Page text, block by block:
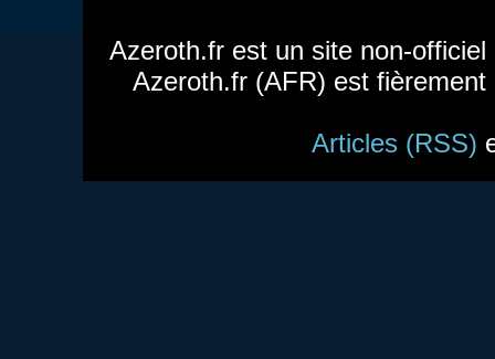
Azeroth.fr est un site non-
Azeroth.fr (AFR) est
Articles (RSS)